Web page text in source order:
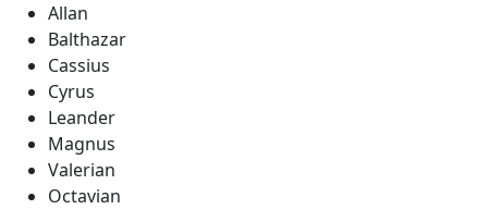
Allan
Balthazar
Cassius
Cyrus
Leander
Magnus
Valerian
Octavian